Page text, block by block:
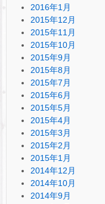
2016年1月
2015年12月
2015年11月
2015年10月
2015年9月
2015年8月
2015年7月
2015年6月
2015年5月
2015年4月
2015年3月
2015年2月
2015年1月
2014年12月
2014年10月
2014年9月